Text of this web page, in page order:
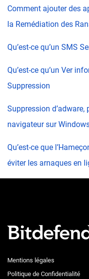
Comment ajouter des
la Remédiation des
Qu’est-ce qu’un SMS
Qu’est-ce qu’un Ver
Suppression
Suppression
navigateur sur
Qu’est-ce que
éviter les arnaques en
Mentions légales
Politique de Confidentialité